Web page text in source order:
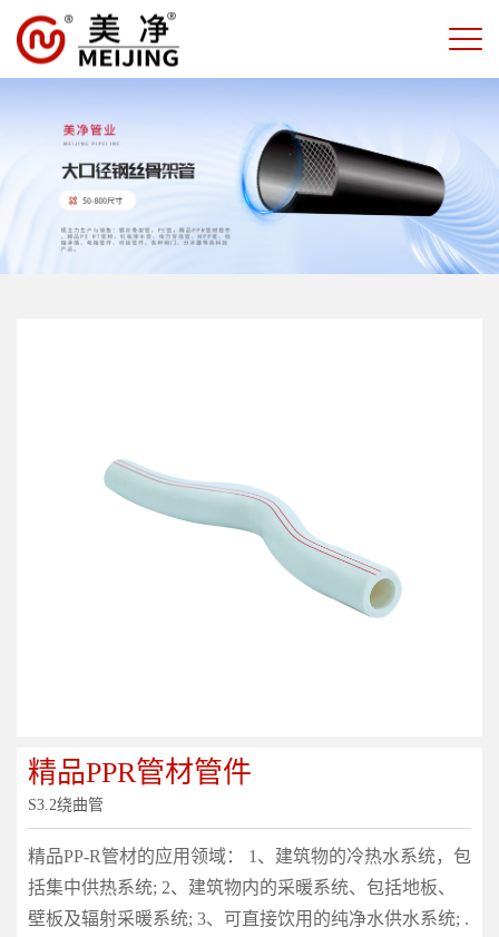
精品PPR管材管件
S3.2绕曲管
精品PP-R管材的应用领域： 1、建筑物的冷热水系统，包
括集中供热系统; 2、建筑物内的采暖系统、包括地板、
壁板及辐射采暖系统; 3、可直接饮用的纯净水供水系统; .